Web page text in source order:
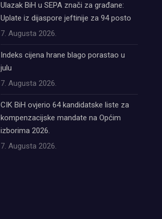
Ulazak BiH u SEPA znači za građane:
Uplate iz dijaspore jeftinije za 94 posto
7. Augusta 2026.
Indeks cijena hrane blago porastao u
julu
7. Augusta 2026.
CIK BiH ovjerio 64 kandidatske liste za
kompenzacijske mandate na Općim
izborima 2026.
7. Augusta 2026.